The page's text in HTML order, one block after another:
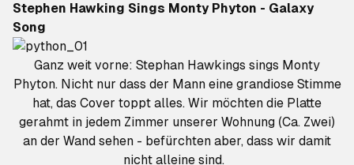
Stephen Hawking Sings Monty Phyton - Galaxy
Song
Ganz weit vorne: Stephan Hawkings sings Monty
Phyton. Nicht nur dass der Mann eine grandiose Stimme
hat, das Cover toppt alles. Wir möchten die Platte
gerahmt in jedem Zimmer unserer Wohnung (Ca. Zwei)
an der Wand sehen - befürchten aber, dass wir damit